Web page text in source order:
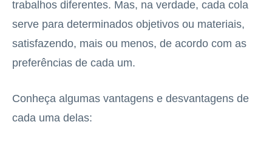
trabalhos diferentes. Mas, na verdade, cada cola
serve para determinados objetivos ou materiais,
satisfazendo, mais ou menos, de acordo com as
preferências de cada um.
Conheça algumas vantagens e desvantagens de
cada uma delas: